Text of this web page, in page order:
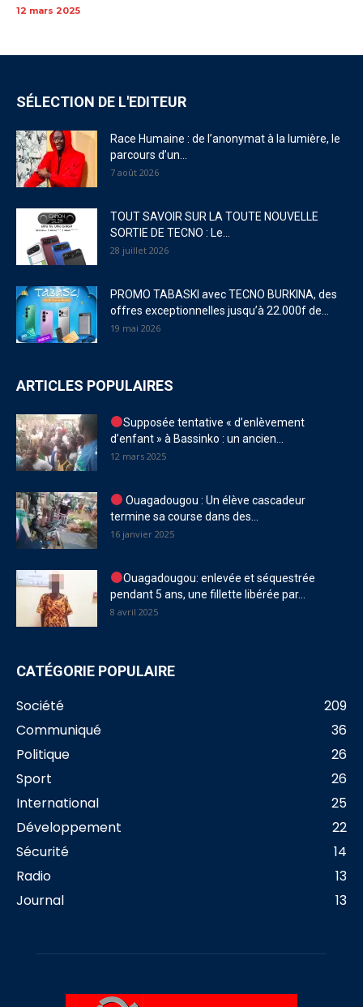
12 mars 2025
SÉLECTION DE L'EDITEUR
Race Humaine : de l’anonymat à la lumière, le
parcours d’un...
7 août 2026
TOUT SAVOIR SUR LA TOUTE NOUVELLE
SORTIE DE TECNO : Le...
28 juillet 2026
PROMO TABASKI avec TECNO BURKINA, des
offres exceptionnelles jusqu’à 22.000f de...
19 mai 2026
ARTICLES POPULAIRES
Supposée tentative « d’enlèvement
d’enfant » à Bassinko : un ancien...
12 mars 2025
Ouagadougou : Un élève cascadeur
termine sa course dans des...
16 janvier 2025
Ouagadougou: enlevée et séquestrée
pendant 5 ans, une fillette libérée par...
8 avril 2025
CATÉGORIE POPULAIRE
Société
209
Communiqué
36
Politique
26
Sport
26
International
25
Développement
22
Sécurité
14
Radio
13
Journal
13